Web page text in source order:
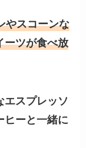
やスコーンな
ーツが食べ放
エスプレッソ
ヒーと一緒に